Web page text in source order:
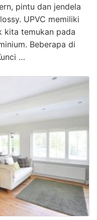
pintu dan jendela
UPVC memiliki
kita temukan pada
Beberapa di
…